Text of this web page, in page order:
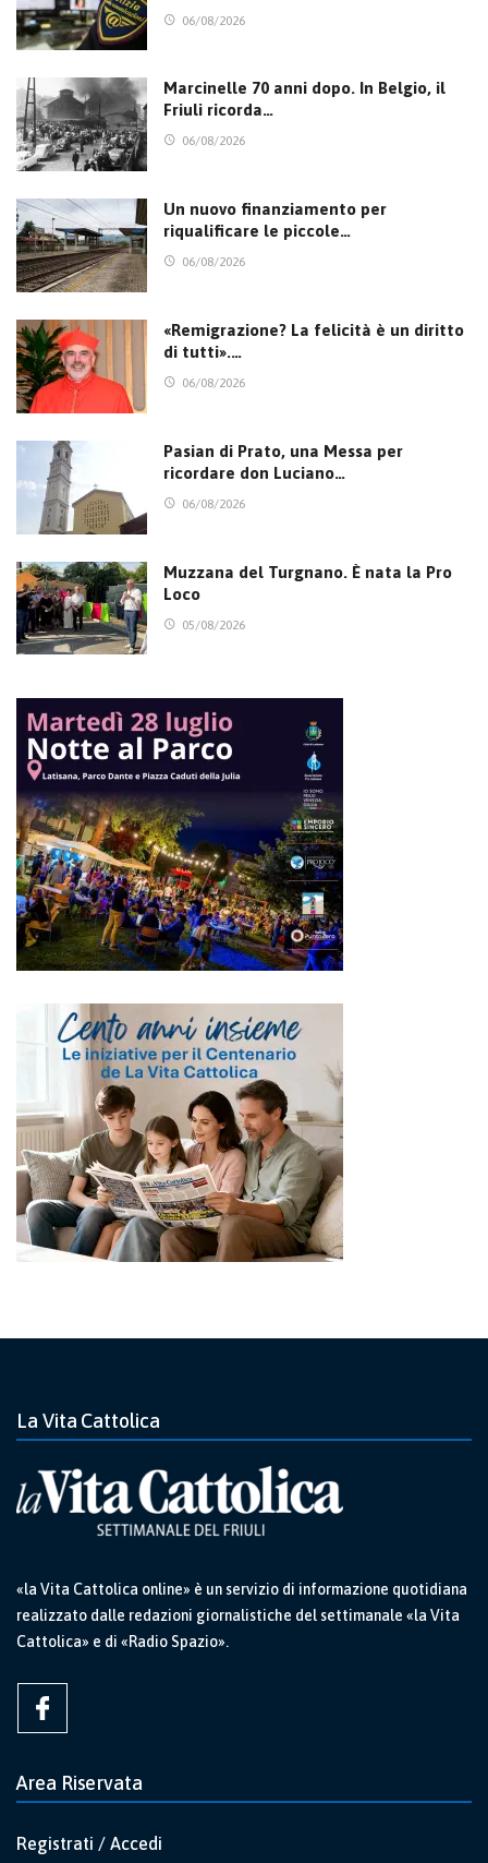
06/08/2026
Marcinelle 70 anni dopo. In Belgio, il
Friuli ricorda…
06/08/2026
Un nuovo finanziamento per
riqualificare le piccole…
06/08/2026
«Remigrazione? La felicità è un diritto
di tutti».…
06/08/2026
Pasian di Prato, una Messa per
ricordare don Luciano…
06/08/2026
Muzzana del Turgnano. È nata la Pro
Loco
05/08/2026
La Vita Cattolica
«la Vita Cattolica online» è un servizio di informazione quotidiana
realizzato dalle redazioni giornalistiche del settimanale «la Vita
Cattolica» e di «Radio Spazio».
Area Riservata
Registrati / Accedi